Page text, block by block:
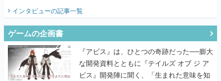
てみた
インタビューの記事一覧
ゲームの企画書
『アビス』は、ひとつの奇跡だった──膨大
な開発資料とともに『テイルズ オブ ジ ア
ビス』開発陣に聞く、「生まれた意味を知